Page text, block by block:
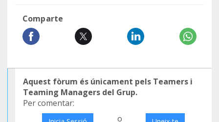
Comparte
Aquest fòrum és únicament pels Teamers i
Teaming Managers del Grup.
Per comentar:
o